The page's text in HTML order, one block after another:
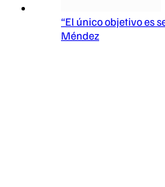
“El único objetivo es
Méndez